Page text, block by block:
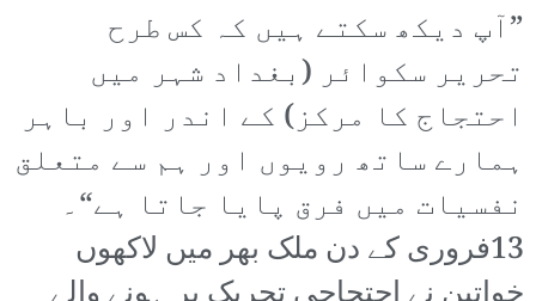
”آپ دیکھ سکتے ہیں کہ کس طرح
تحریر سکوائر (بغداد شہر میں
احتجاج کا مرکز) کے اندر اور باہر
ہمارے ساتھ رویوں اور ہم سے متعلق
نفسیات میں فرق پایا جاتا ہے“۔
13فروری کے دن ملک بھر میں لاکھوں